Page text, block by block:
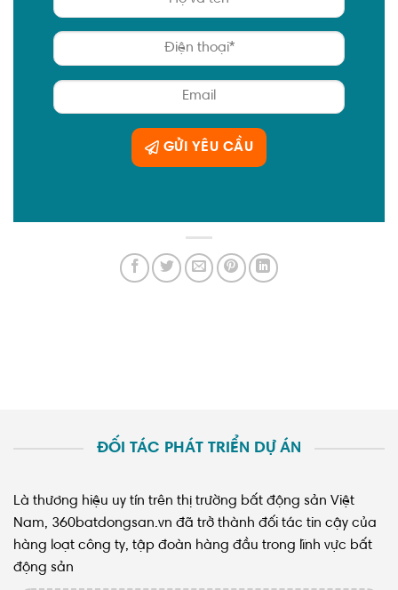
GỬI YÊU CẦU
ĐỐI TÁC PHÁT TRIỂN DỰ ÁN
Là thương hiệu uy tín trên thị trường bất động sản Việt
Nam, 360batdongsan.vn đã trở thành đối tác tin cậy của
hàng loạt công ty, tập đoàn hàng đầu trong lĩnh vực bất
động sản